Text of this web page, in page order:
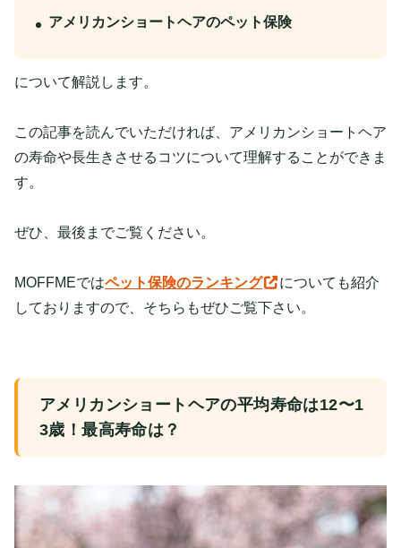
アメリカンショートヘアのペット保険
について解説します。
この記事を読んでいただければ、アメリカンショートヘア
の寿命や長生きさせるコツについて理解することができま
す。
ぜひ、最後までご覧ください。
MOFFMEではペット保険のランキング
についても紹介
しておりますので、そちらもぜひご覧下さい。
アメリカンショートヘアの平均寿命は12〜1
3歳！最高寿命は？